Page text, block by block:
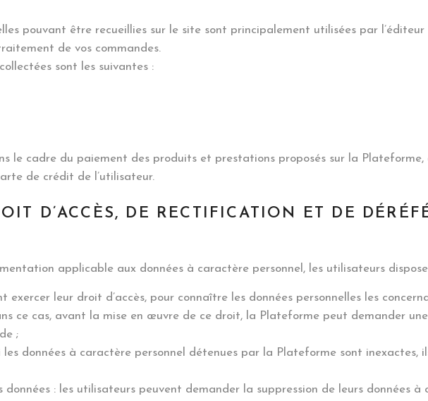
pouvant être recueillies sur le site sont principalement utilisées par
de vos commandes.
sont les suivantes :
le cadre du paiement des produits et prestations proposés sur la Plateforme,
de crédit de l’utilisateur.
D’ACCÈS, DE RECTIFICATION ET DE
applicable aux données à caractère personnel, les utilisateurs
exercer leur droit d’accès, pour connaître les données personnelles les
ce cas, avant la mise en œuvre de ce droit, la Plateforme peut demander
;
données à caractère personnel détenues par la Plateforme sont inexactes,
données : les utilisateurs peuvent demander la suppression de leurs données